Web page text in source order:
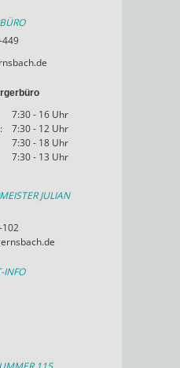
449
7:30 - 16 Uhr
7:30 - 12 Uhr
7:30 - 18 Uhr
7:30 - 13 Uhr
JULIAN
102
INFO